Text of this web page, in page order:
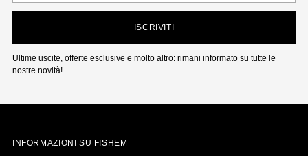
email
ISCRIVITI
Ultime uscite, offerte esclusive e molto altro: rimani informato su tutte le
nostre novità!
INFORMAZIONI SU FISHEM